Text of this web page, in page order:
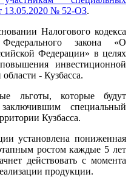
13.05.2020 № 52-ОЗ.
Налогового кодекса
закона «О
Федерации» в целях
инвестиционной
- Кузбасса.
льготы, которые будут
специальный
Кузбасса.
установлена пониженная
ростом каждые 5 лет
действовать с момента
продукции.